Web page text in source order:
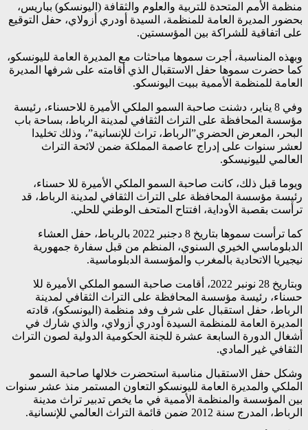
منظمة الأمم المتحدة للتربية والعلوم والثقافة (اليونسكو) بباريس،
بحضور المديرة العامة للمنظمة، السيدة أودري أزولاي، حفل التوقيع
على اتفاقية للشراكة بين المؤسستين.
وبهذه المناسبة، أجرت سموها مباحثات مع المديرة العامة لليونسكو،
كما حضرت سموها حفل الاستقبال الذي أقامته على شرفها المديرة
العامة للمنظمة الأممية ببيت اليونسكو.
وفي 8 يناير، دشنت صاحبة السمو الملكي الأميرة للاحسناء، رئيسة
مؤسسة المحافظة على التراث الثقافي لمدينة الرباط، بساحة باب
البحر، المعرض الحضري”الرباط، تراث للإنسانية”، وذلك تخليدا
لعشر سنوات على إدراج عاصمة المملكة ضمن لائحة التراث
العالمي لليونيسكو.
ويوما قبل ذلك، كانت صاحبة السمو الملكي الأميرة للا حسناء،
رئيسة مؤسسة المحافظة على التراث الثقافي لمدينة الرباط، قد
ترأست بقصبة الأوداية، افتتاح المتحف الوطني للحلي.
كما ترأست سموها بتاريخ 8 دجنبر 2022 بالرباط، حفل العشاء
الدبلوماسي الخيري السنوي، المنظم من قبل سفارة جمهورية
نيجيريا الاتحادية بالمغرب والمؤسسة الدبلوماسية.
وبتاريخ 28 نونبر 2022، أقامت صاحبة السمو الملكي الأميرة للا
حسناء، رئيسة مؤسسة المحافظة على التراث الثقافي لمدينة
الرباط، حفل استقبال على شرف وفد منظمة (اليونسكو)، قادته
المديرة العامة للمنظمة السيدة أودري أزولاي، والذي شارك في
أشغال الدورة السابعة عشرة للجنة الحكومية الدولية لصون التراث
الثقافي غير المادي.
وشكل حفل الاستقبال مناسبة استحضرت خلالها صاحبة السمو
الملكي والمديرة العامة لليونسكو التعاون المستمر منذ عشر سنوات
بين المؤسسة والمنظمة الأممية في ما يخص تدبير تراث مدينة
الرباط، المدرج سنة 2012 ضمن قائمة التراث العالمي للإنسانية.